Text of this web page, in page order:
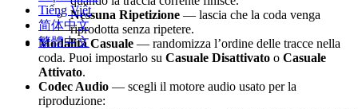
Tiếng Việt
简体中文
繁體中文
Nessuna Ripetizione — lascia che la coda venga
riprodotta senza ripetere.
Modalità Casuale — randomizza l’ordine delle tracce nella
coda. Puoi impostarlo su Casuale Disattivato o Casuale
Attivato.
Codec Audio — scegli il motore audio usato per la
riproduzione: